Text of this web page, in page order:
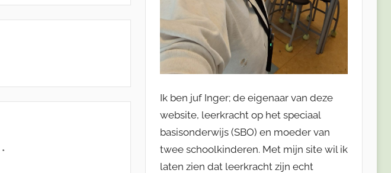
*
Ik ben juf Inger; de eigenaar van deze
website, leerkracht op het speciaal
basisonderwijs (SBO) en moeder van
twee schoolkinderen. Met mijn site wil ik
laten zien dat leerkracht zijn echt